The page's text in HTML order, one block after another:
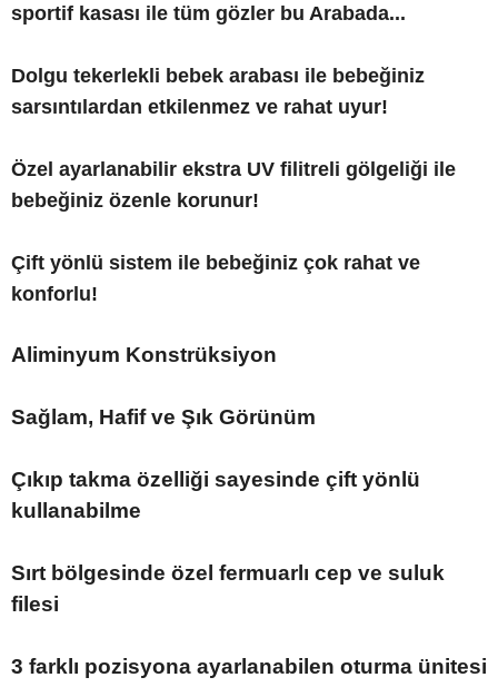
sportif kasası ile tüm gözler bu Arabada...
Dolgu tekerlekli bebek arabası ile bebeğiniz
sarsıntılardan etkilenmez ve rahat uyur!
Özel ayarlanabilir ekstra UV filitreli gölgeliği ile
bebeğiniz özenle korunur!
Çift yönlü sistem ile bebeğiniz çok rahat ve
konforlu!
Aliminyum Konstrüksiyon
Sağlam, Hafif ve Şık Görünüm
Çıkıp takma özelliği sayesinde çift yönlü
kullanabilme
Sırt bölgesinde özel fermuarlı cep ve suluk
filesi
3 farklı pozisyona ayarlanabilen oturma ünitesi